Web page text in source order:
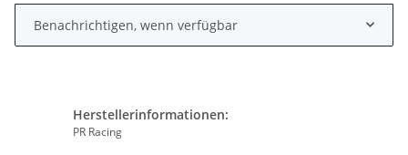
Benachrichtigen, wenn verfügbar
Herstellerinformationen:
PR Racing